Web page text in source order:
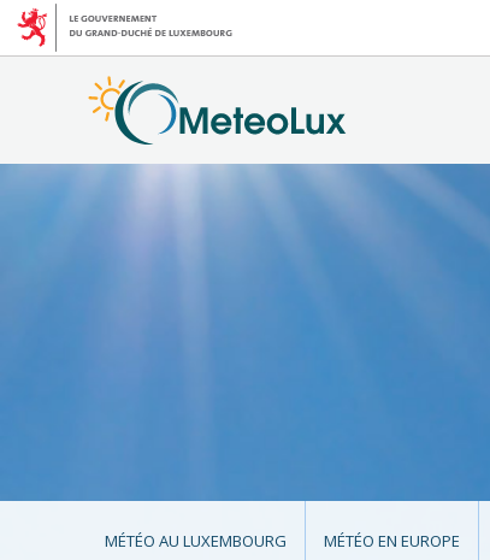
MÉTÉO AU LUXEMBOURG MÉTÉO EN EUROPE